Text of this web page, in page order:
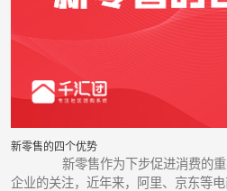
新零售的四个优势
新零售作为下步促进消费的重
企业的关注，近年来，阿里、京东等